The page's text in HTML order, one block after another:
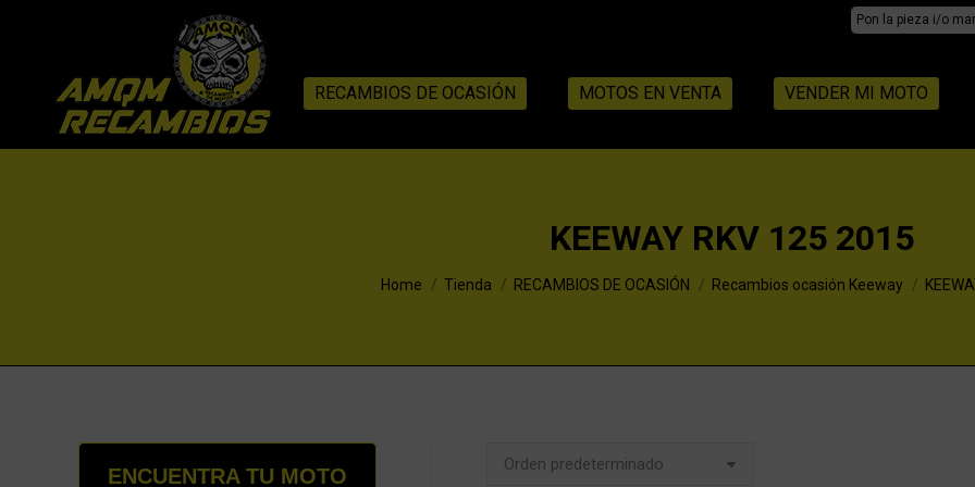
Search:
RECAMBIOS DE OCASIÓN MOTOS EN VENTA VENDER MI MOTO
KEEWAY RKV 125 2015
You are here:
Home Tienda RECAMBIOS DE OCASIÓN Recambios ocasión Keeway
ENCUENTRA TU MOTO